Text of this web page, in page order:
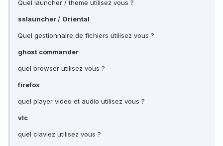
Quel launcher / theme utilisez vous ?
sslauncher/ Oriental
Quel gestionnaire de fichiers utilisez vous ?
ghost commander
quel browser utilisez vous ?
firefox
quel player video et audio utilisez vous ?
vlc
quel claviez utilisez vous ?